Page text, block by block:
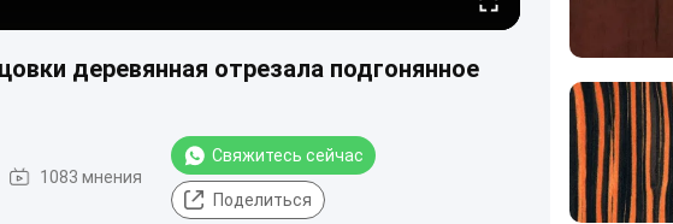
деревянная отрезала подгонянное
1083 мнения
Свяжитесь сейчас
Поделиться